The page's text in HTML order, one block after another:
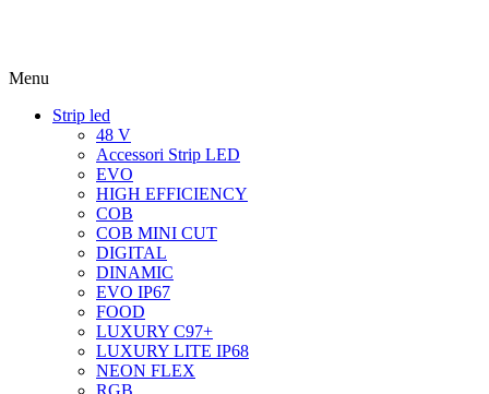
Menu
Strip led
48 V
Accessori Strip LED
EVO
HIGH EFFICIENCY
COB
COB MINI CUT
DIGITAL
DINAMIC
EVO IP67
FOOD
LUXURY C97+
LUXURY LITE IP68
NEON FLEX